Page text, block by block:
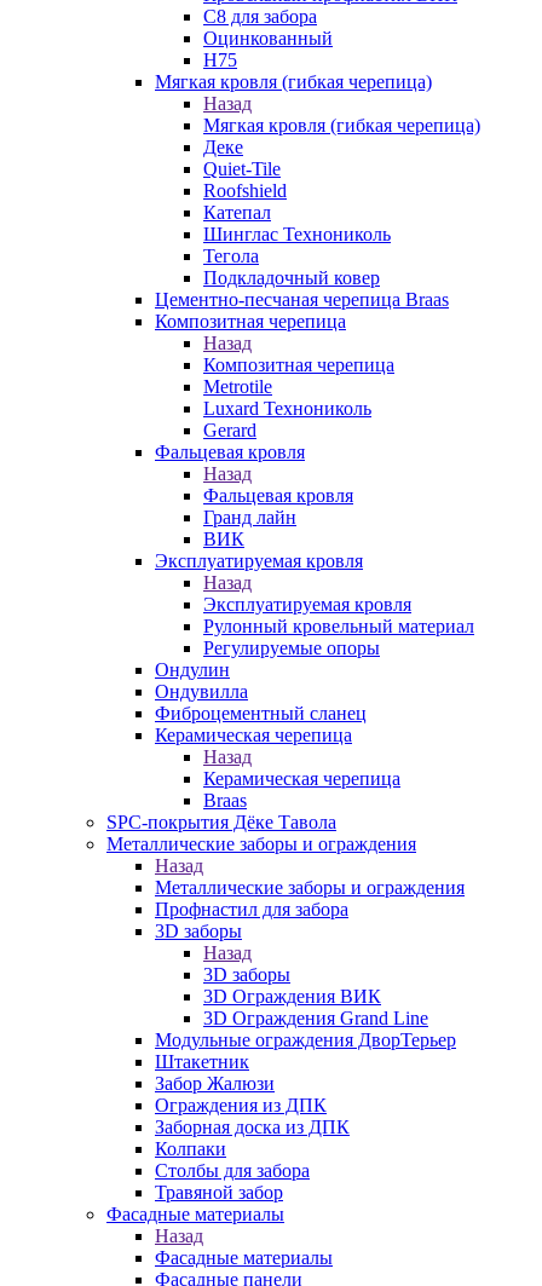
С8 для забора
Оцинкованный
Н75
Мягкая кровля (гибкая черепица)
Назад
Мягкая кровля (гибкая черепица)
Деке
Quiet-Tile
Roofshield
Катепал
Шинглас Технониколь
Тегола
Подкладочный ковер
Цементно-песчаная черепица Braas
Композитная черепица
Назад
Композитная черепица
Metrotile
Luxard Технониколь
Gerard
Фальцевая кровля
Назад
Фальцевая кровля
Гранд лайн
ВИК
Эксплуатируемая кровля
Назад
Эксплуатируемая кровля
Рулонный кровельный материал
Регулируемые опоры
Ондулин
Ондувилла
Фиброцементный сланец
Керамическая черепица
Назад
Керамическая черепица
Braas
SPC-покрытия Дёке Тавола
Металлические заборы и ограждения
Назад
Металлические заборы и ограждения
Профнастил для забора
3D заборы
Назад
3D заборы
3D Ограждения ВИК
3D Ограждения Grand Line
Модульные ограждения ДворТерьер
Штакетник
Забор Жалюзи
Ограждения из ДПК
Заборная доска из ДПК
Колпаки
Столбы для забора
Травяной забор
Фасадные материалы
Назад
Фасадные материалы
Фасадные панели